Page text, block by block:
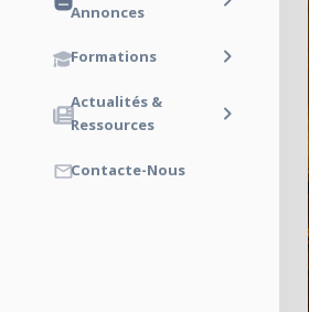
Annonces
Formations
Actualités &
Ressources
Contacte-Nous